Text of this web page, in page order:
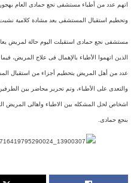
اتهم عدد من أطباء مستشفى نجع حمادى العام
وتحطيم استقبال المستشفى بعد مشادة كلامية نشبت
مستشفى نجع حمادى استقبلت اليوم حالة لمريض
الذين اتهموا الأطباء بالإهمال فى علاج المريض،
عدد من أهل المريض بتحطيم أجزاء من استقبال
والتعدى على الأطباء، وتم تحرير محاضر بين
اشخاص لحل المشكله بين الاطباء واهالى المريض
بنجع حمادى.